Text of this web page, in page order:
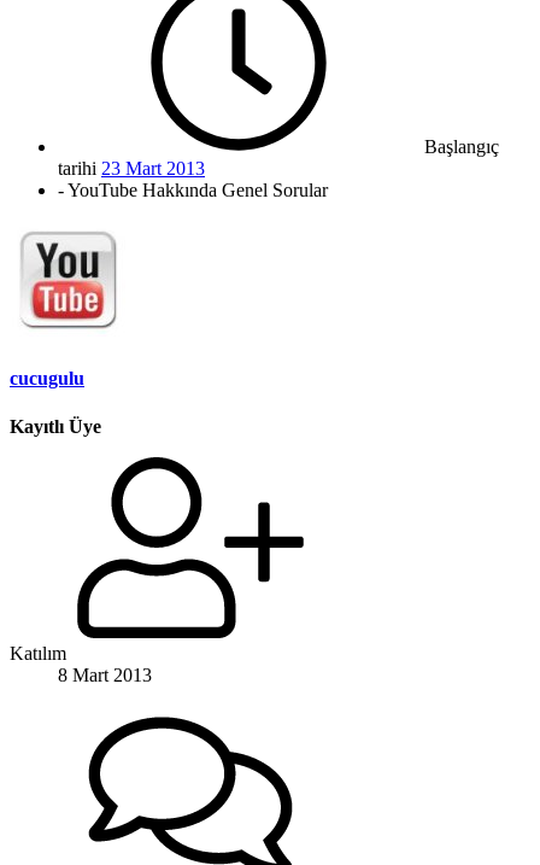
Başlangıç
tarihi 23 Mart 2013
- YouTube Hakkında Genel Sorular
cucugulu
Kayıtlı Üye
Katılım
8 Mart 2013